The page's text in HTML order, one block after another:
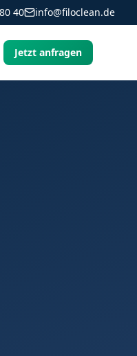
40 info@filoclean.de
Jetzt anfragen